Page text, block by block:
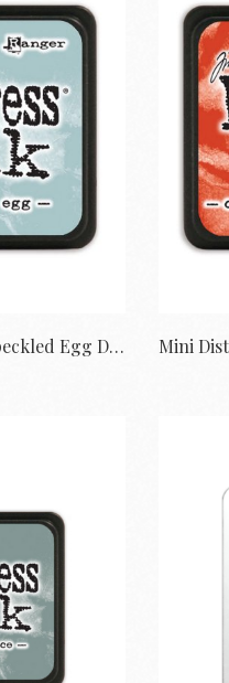
Mini Distress Ink - Speckled Egg De Tim...